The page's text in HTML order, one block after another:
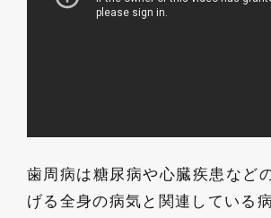
歯周病は糖尿病や心臓疾患など
げる全身の病気と関連している